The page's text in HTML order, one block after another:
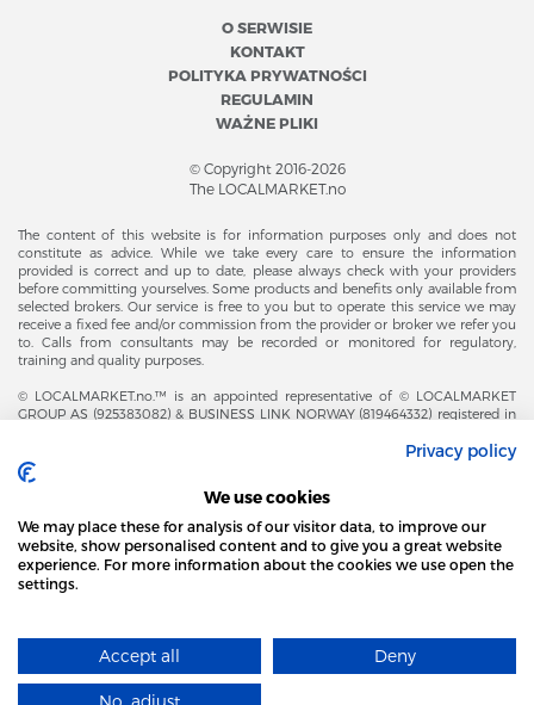
O SERWISIE
KONTAKT
POLITYKA PRYWATNOŚCI
REGULAMIN
WAŻNE PLIKI
© Copyright 2016-2026
The LOCALMARKET.no
The content of this website is for information purposes only and does not
constitute as advice. While we take every care to ensure the information
provided is correct and up to date, please always check with your providers
before committing yourselves. Some products and benefits only available from
selected brokers. Our service is free to you but to operate this service we may
receive a fixed fee and/or commission from the provider or broker we refer you
to. Calls from consultants may be recorded or monitored for regulatory,
training and quality purposes.
© LOCALMARKET.no.™ is an appointed representative of © LOCALMARKET
GROUP AS (925383082) & BUSINESS LINK NORWAY (819464332) registered in
Brønnøysundregistrene. Financial & Insurance Services and Markets Authority,
and subject to limited regulation by the Financial Conduct Authority. Head
Office Adresse: Karenslyst Alle 4, 0278 Oslo – Skøyen. Post Adresse: Postboks
358, 0213 Oslo, Norway. Email Contact: post@localmarket.no. Office Contact: +
47 23 89 88 63 © Copyright 2016-2026 The LOCALMARKET GROUP ™.
DODATKOWO OD ZESPOŁU LOCALMARKET |
Designed and Developed by
STRONA LOCAL MARKET WYKORZYSTUJE PLIKI
DOWIEDZ SIĘ WIĘCEJ
Privacy policy
We use cookies
We may place these for analysis of our visitor data, to improve our
website, show personalised content and to give you a great website
experience. For more information about the cookies we use open the
settings.
Accept all Deny
No, adjust